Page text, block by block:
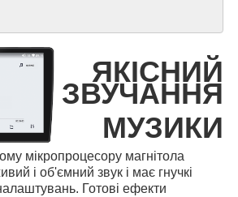
ЯКІСНИЙ
ЗВУЧАННЯ
МУЗИКИ
мікропроцесору магнітола
і об'ємний звук і має гнучкі
Готові ефекти